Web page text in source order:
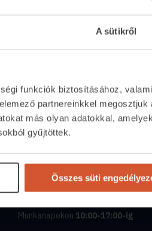
A sütikről
funkciók biztosításához,
partnereinkkel megosztjuk
más olyan adatokkal,
gyűjtöttek.
Összes süti
Kapcsolat
+36 1 237 2065
segitunk.ingatlan.com
Munkanapokon 10:00-17:00-ig